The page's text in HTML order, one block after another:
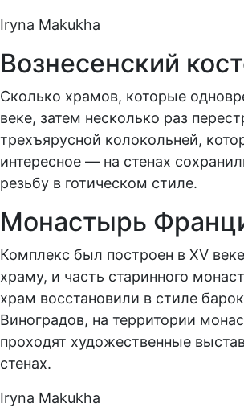
Iryna Makukha
Вознесенский
Сколько храмов, которые
веке, затем несколько раз
трехъярусной колокольней,
интересное — на стенах
резьбу в готическом стиле.
Монастырь
Комплекс был построен в XV
храму, и часть старинного
храм восстановили в стиле
Виноградов, на территории
проходят художественные
стенах.
Iryna Makukha